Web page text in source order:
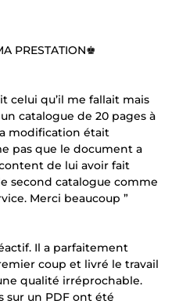
PRESTATION♚
celui qu’il me fallait mais
catalogue de 20 pages à
modification était
pas que le document a
de lui avoir fait
second catalogue comme
Merci beaucoup ”
Il a parfaitement
coup et livré le travail
qualité irréprochable.
sur un PDF ont été